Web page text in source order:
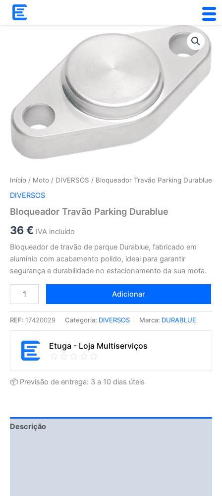
Skip
Início / Moto / DIVERSOS / Bloqueador Travão Parking Durablue
DIVERSOS
Bloqueador Travão Parking Durablue
36€ IVA incluído
Bloqueador de travão de parque Durablue, fabricado em
alumínio com acabamento polido, ideal para garantir
segurança e durabilidade no estacionamento da sua mota.
Adicionar
REF: 17420029 Categoria: DIVERSOS Marca: DURABLUE
Etuga - Loja Multiserviços
📦 Previsão de entrega: 3 a 10 dias úteis
Descrição